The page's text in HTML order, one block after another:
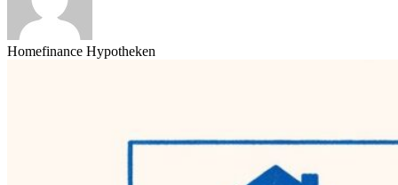
Homefinance Hypotheken